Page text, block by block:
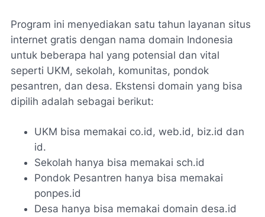
Program ini menyediakan satu tahun layanan situs
internet gratis dengan nama domain Indonesia
untuk beberapa hal yang potensial dan vital
seperti UKM, sekolah, komunitas, pondok
pesantren, dan desa. Ekstensi domain yang bisa
dipilih adalah sebagai berikut:
UKM bisa memakai co.id, web.id, biz.id dan
id.
Sekolah hanya bisa memakai sch.id
Pondok Pesantren hanya bisa memakai
ponpes.id
Desa hanya bisa memakai domain desa.id